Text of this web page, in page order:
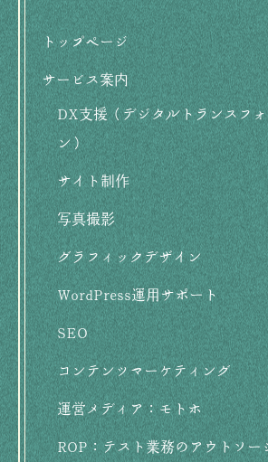
ッ
タ
ー
用
メ
ニ
ュ
ー
トップページ
サービス案内
DX支援（デジタルトランスフ
ン）
サイト制作
写真撮影
グラフィックデザイン
WordPress運用サポート
SEO
コンテンツマーケティング
運営メディア：モトホ
ROP：テスト業務のアウトソー